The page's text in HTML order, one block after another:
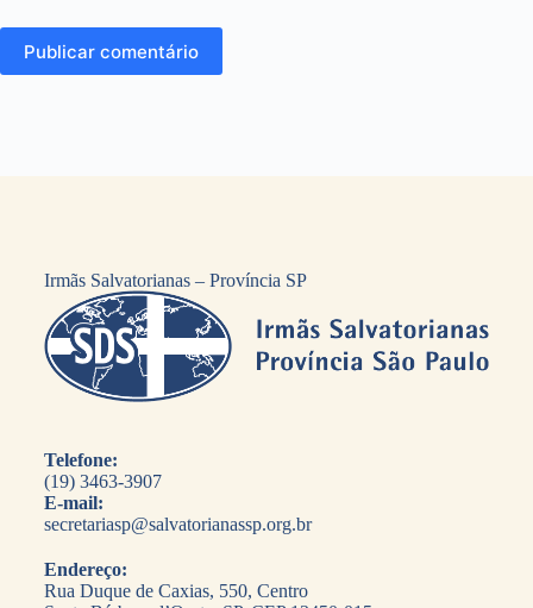
Publicar comentário
Irmãs Salvatorianas – Província SP
Telefone:
(19) 3463-3907
E-mail:
secretariasp@salvatorianassp.org.br
Endereço:
Rua Duque de Caxias, 550, Centro